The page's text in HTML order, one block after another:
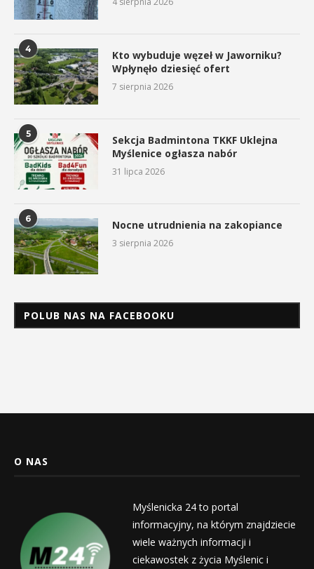
4
Kto wybuduje węzeł w Jaworniku?
Wpłynęło dziesięć ofert
7 sierpnia 2026
5
Sekcja Badmintona TKKF Uklejna
Myślenice ogłasza nabór
31 lipca 2026
6 Nocne utrudnienia na zakopiance
3 sierpnia 2026
POLUB NAS NA FACEBOOKU
O NAS
Myślenicka 24 to portal
informacyjny, na którym znajdziecie
wiele ważnych informacji i
ciekawostek z życia Myślenic i